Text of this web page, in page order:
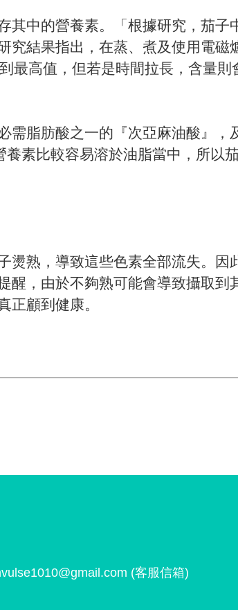
其中的營養素。「根據研究，茄子
究結果指出，在蒸、煮及使用電磁
最高值，但若是時間拉長，含量則
需脂肪酸之一的『次亞麻油酸』，
素比較容易溶於油脂當中，所以
燙熟，導致這些色素全部流失。因
醒，由於不夠熟可能會導致攝取到
正顧到健康。
(客服信箱)